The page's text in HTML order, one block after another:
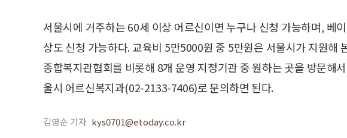
서울시에 거주하는 60세 이상 어르신이면 누구나 신청 가능하며, 베
상도 신청 가능하다. 교육비 5만5000원 중 5만원은 서울시가 지원해
종합복지관협회를 비롯해 8개 운영 지정기관 중 원하는 곳을 방문해
울시 어르신복지과(02-2133-7406)로 문의하면 된다.
김영순 기자 kys0701@etoday.co.kr